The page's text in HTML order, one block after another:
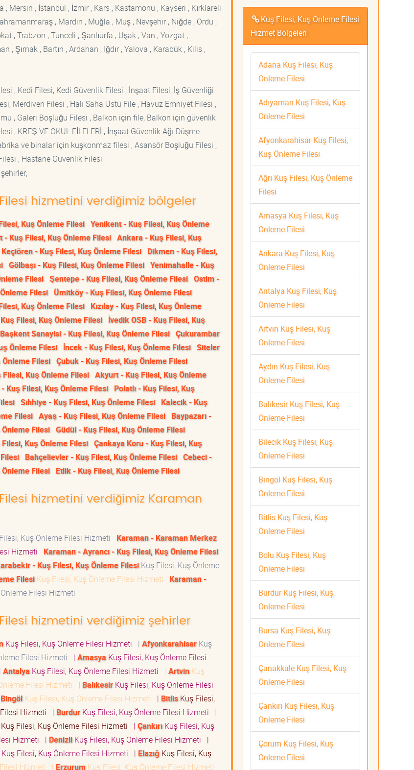
Mersin , İstanbul , İzmir , Kars , Kastamonu , Kayseri , Kırklareli
, Mardin , Muğla , Muş , Nevşehir , Niğde , Ordu ,
, Trabzon , Tunceli , Şanlıurfa , Uşak , Van , Yozgat ,
, Şırnak , Bartın , Ardahan , Iğdır , Yalova , Karabük , Kilis ,
, Kedi Filesi, Kedi Güvenlik Filesi , İnşaat Filesi, İş Güvenliği
Merdiven Filesi , Halı Saha Üstü File , Havuz Emniyet Filesi ,
, Galeri Boşluğu Filesi , Balkon için file, Balkon için güvenlik
, KREŞ VE OKUL FİLELERİ , İnşaat Güvenlik Ağı Düşme
ve binalar için kuşkonmaz filesi , Asansör Boşluğu Filesi ,
, Hastane Güvenlik Filesi
hizmetini verdiğimiz bölgeler
Kuş Önleme Filesi Yenikent - Kuş Filesi, Kuş Önleme
- Kuş Filesi, Kuş Önleme Filesi Ankara - Kuş Filesi, Kuş
Keçiören - Kuş Filesi, Kuş Önleme Filesi Dikmen - Kuş Filesi,
Gölbaşı - Kuş Filesi, Kuş Önleme Filesi Yenimahalle - Kuş
Filesi Şentepe - Kuş Filesi, Kuş Önleme Filesi Ostim -
Filesi Ümitköy - Kuş Filesi, Kuş Önleme Filesi
Kuş Önleme Filesi Kızılay - Kuş Filesi, Kuş Önleme
Filesi, Kuş Önleme Filesi İvedik OSB - Kuş Filesi, Kuş
Başkent Sanayisi - Kuş Filesi, Kuş Önleme Filesi Çukurambar
Önleme Filesi İncek - Kuş Filesi, Kuş Önleme Filesi Siteler
Filesi Çubuk - Kuş Filesi, Kuş Önleme Filesi
Kuş Önleme Filesi Akyurt - Kuş Filesi, Kuş Önleme
- Kuş Filesi, Kuş Önleme Filesi Polatlı - Kuş Filesi, Kuş
Sıhhiye - Kuş Filesi, Kuş Önleme Filesi Kalecik - Kuş
Filesi Ayaş - Kuş Filesi, Kuş Önleme Filesi Baypazarı -
Filesi Güdül - Kuş Filesi, Kuş Önleme Filesi
Filesi, Kuş Önleme Filesi Çankaya Koru - Kuş Filesi, Kuş
Bahçelievler - Kuş Filesi, Kuş Önleme Filesi Cebeci -
Filesi Etlik - Kuş Filesi, Kuş Önleme Filesi
hizmetini verdiğimiz Karaman
Kuş Önleme Filesi Hizmeti
Karaman - Karaman Merkez
Hizmeti
Karaman - Ayrancı - Kuş Filesi, Kuş Önleme Filesi
- Kuş Filesi, Kuş Önleme FilesiKuş Filesi, Kuş Önleme
FilesiKuş Filesi, Kuş Önleme Filesi Hizmeti
Karaman -
Filesi Hizmeti
hizmetini verdiğimiz şehirler
Kuş Filesi, Kuş Önleme Filesi Hizmeti | Afyonkarahisar Kuş
Filesi Hizmeti | Amasya Kuş Filesi, Kuş Önleme Filesi
| Antalya Kuş Filesi, Kuş Önleme Filesi Hizmeti | ArtvinKuş
Filesi Hizmeti | Balıkesir Kuş Filesi, Kuş Önleme Filesi
BingölKuş Filesi, Kuş Önleme Filesi Hizmeti | BitlisKuş Filesi,
Hizmeti | Burdur Kuş Filesi, Kuş Önleme Filesi Hizmeti
|
Filesi, Kuş Önleme Filesi Hizmeti | ÇankırıKuş Filesi, Kuş
Hizmeti | DenizliKuş Filesi, Kuş Önleme Filesi Hizmeti
|
Kuş Filesi, Kuş Önleme Filesi Hizmeti | Elazığ Kuş Filesi, Kuş
Hizmeti | ErzurumKuş Filesi, Kuş Önleme Filesi Hizmeti
Kuş Filesi, Kuş Önleme Filesi
Hizmet Bölgeleri
Adana Kuş Filesi, Kuş
Önleme Filesi
Adıyaman Kuş Filesi, Kuş
Önleme Filesi
Afyonkarahisar Kuş Filesi,
Kuş Önleme Filesi
Ağrı Kuş Filesi, Kuş Önleme
Filesi
Amasya Kuş Filesi, Kuş
Önleme Filesi
Ankara Kuş Filesi, Kuş
Önleme Filesi
Antalya Kuş Filesi, Kuş
Önleme Filesi
Artvin Kuş Filesi, Kuş
Önleme Filesi
Aydın Kuş Filesi, Kuş
Önleme Filesi
Balıkesir Kuş Filesi, Kuş
Önleme Filesi
Bilecik Kuş Filesi, Kuş
Önleme Filesi
Bingöl Kuş Filesi, Kuş
Önleme Filesi
Bitlis Kuş Filesi, Kuş
Önleme Filesi
Bolu Kuş Filesi, Kuş
Önleme Filesi
Burdur Kuş Filesi, Kuş
Önleme Filesi
Bursa Kuş Filesi, Kuş
Önleme Filesi
Çanakkale Kuş Filesi, Kuş
Önleme Filesi
Çankırı Kuş Filesi, Kuş
Önleme Filesi
Çorum Kuş Filesi, Kuş
Önleme Filesi